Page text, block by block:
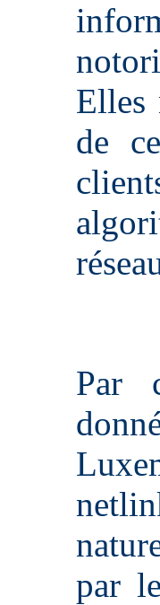
Elles
de
Par
par